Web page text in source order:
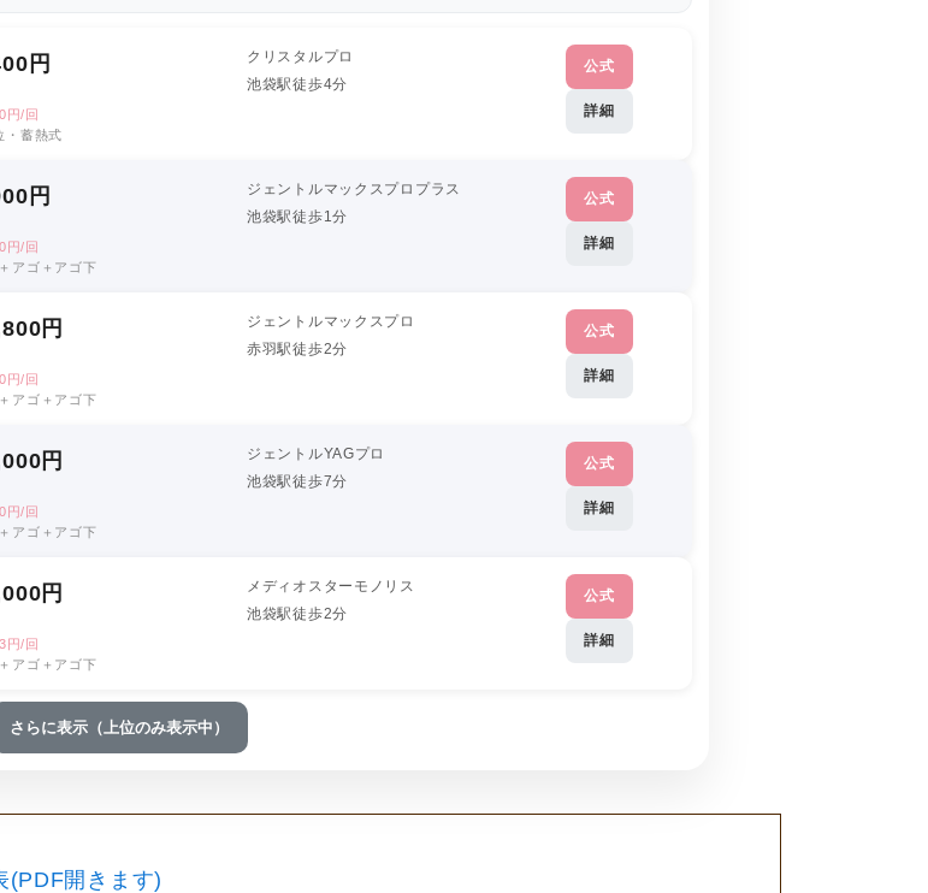
円
円/回
・蓄熱式
クリスタルプロ
池袋駅徒歩4分
公式
詳細
円
円/回
アゴ＋アゴ下
ジェントルマックスプロプラス
池袋駅徒歩1分
公式
詳細
円
円/回
アゴ＋アゴ下
ジェントルマックスプロ
赤羽駅徒歩2分
公式
詳細
円
円/回
アゴ＋アゴ下
ジェントルYAGプロ
池袋駅徒歩7分
公式
詳細
円
円/回
アゴ＋アゴ下
メディオスターモノリス
池袋駅徒歩2分
公式
詳細
さらに表示（上位のみ表示中）
(PDF開きます)